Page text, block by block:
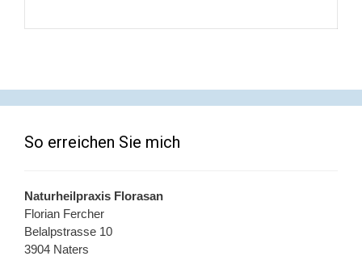
So erreichen Sie mich
Naturheilpraxis Florasan
Florian Fercher
Belalpstrasse 10
3904 Naters